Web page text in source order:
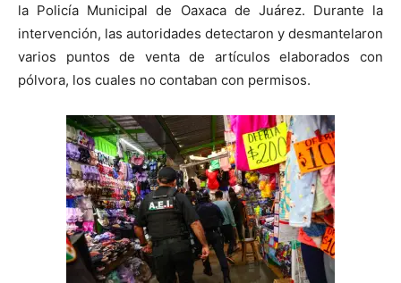
la Policía Municipal de Oaxaca de Juárez. Durante la
intervención, las autoridades detectaron y desmantelaron
varios puntos de venta de artículos elaborados con
pólvora, los cuales no contaban con permisos.